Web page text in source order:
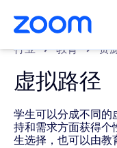
至主要内容
至帮助聊天
行业 教育 资
虚拟路径
学生可以分成不同的
持和需求方面获得个
生选择，也可以由教